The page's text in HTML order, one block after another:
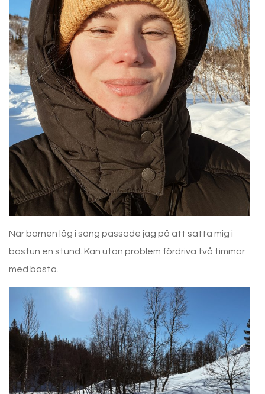
När barnen låg i säng passade jag på att sätta mig i
bastun en stund. Kan utan problem fördriva två timmar
med basta.